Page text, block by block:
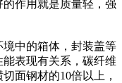
作用就是质量轻，强
中的箱体，封装盖等
表现有关系，碳纤维
面钢材的10倍以上，